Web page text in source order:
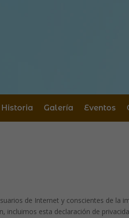
Historia Galería Eventos
de Internet y conscientes de la
incluimos esta declaración de